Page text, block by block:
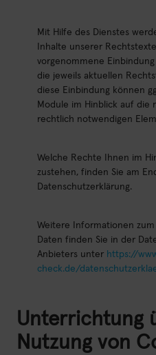
Mit Hilfe des Dienstes
Inhalte unserer
vorgenommene
die jeweils aktuellen
diese Einbindung können
Module im Hinblick auf die
rechtlich notwendigen
Welche Rechte Ihnen im
zustehen, finden Sie am
Datenschutzerklärung.
Weitere Informationen
Daten finden Sie in der
Anbieters unter https://
check.de/
Unterrichtung
Nutzung von